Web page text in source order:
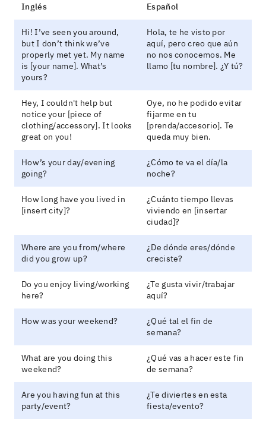
Inglés Español
Hi! I’ve seen you around,
but I don’t think we’ve
properly met yet. My name
is [your name]. What’s
yours?
Hola, te he visto por
aquí, pero creo que aún
no nos conocemos. Me
llamo [tu nombre]. ¿Y tú?
Hey, I couldn't help but
notice your [piece of
clothing/accessory]. It looks
great on you!
Oye, no he podido evitar
fijarme en tu
[prenda/accesorio]. Te
queda muy bien.
How’s your day/evening
going?
¿Cómo te va el día/la
noche?
How long have you lived in
[insert city]?
¿Cuánto tiempo llevas
viviendo en [insertar
ciudad]?
Where are you from/where
did you grow up?
¿De dónde eres/dónde
creciste?
Do you enjoy living/working
here?
¿Te gusta vivir/trabajar
aquí?
How was your weekend?
¿Qué tal el fin de
semana?
What are you doing this
weekend?
¿Qué vas a hacer este fin
de semana?
Are you having fun at this
party/event?
¿Te diviertes en esta
fiesta/evento?